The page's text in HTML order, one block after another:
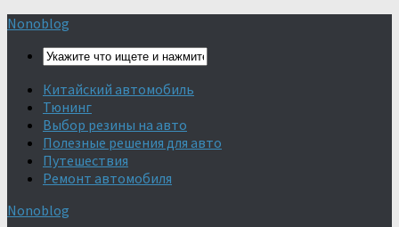
Nonoblog
Китайский автомобиль
Тюнинг
Выбор резины на авто
Полезные решения для авто
Путешествия
Ремонт автомобиля
Nonoblog